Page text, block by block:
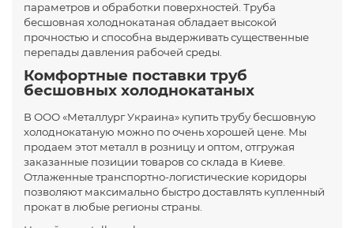
параметров и обработки поверхностей. Труба
бесшовная холоднокатаная обладает высокой
прочностью и способна выдерживать существенные
перепады давления рабочей среды.
Комфортные поставки труб
бесшовных холоднокатаных
В ООО «Металлург Украина» купить трубу бесшовную
холоднокатаную можно по очень хорошей цене. Мы
продаем этот металл в розницу и оптом, отгружая
заказанные позиции товаров со склада в Киеве.
Отлаженные транспортно-логистические коридоры
позволяют максимально быстро доставлять купленный
прокат в любые регионы страны.